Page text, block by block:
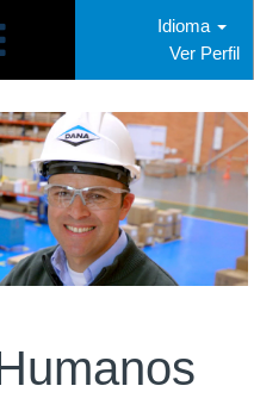
Idioma
Ver Perfil